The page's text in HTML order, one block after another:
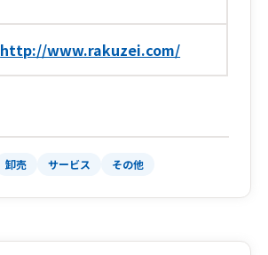
http://www.rakuzei.com/
卸売 サービス その他